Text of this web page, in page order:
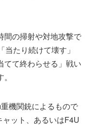
間の掃射や対地攻撃で
たり続けて壊す」
てて終わらせる」戦い
機関銃によるもので
ット、あるいはF4U